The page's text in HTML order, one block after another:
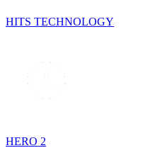
HITS TECHNOLOGY
HERO 2